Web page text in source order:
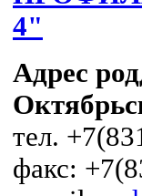
4"
Адрес
тел.
факс: